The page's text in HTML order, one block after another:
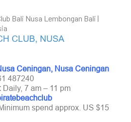
CLUB, NUSA
Ceningan, Nusa Ceningan
487240
Daily, 7 am – 11 pm
spend approx. US $15